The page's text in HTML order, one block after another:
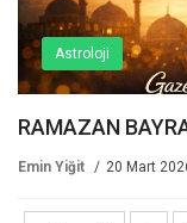
Astroloji
RAMAZAN
Emin Yiğit 20 Mart